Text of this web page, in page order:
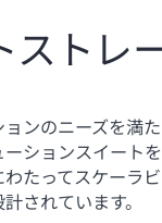
ストレ
ンのニーズを満
ションスイート
たってスケーラ
されています。